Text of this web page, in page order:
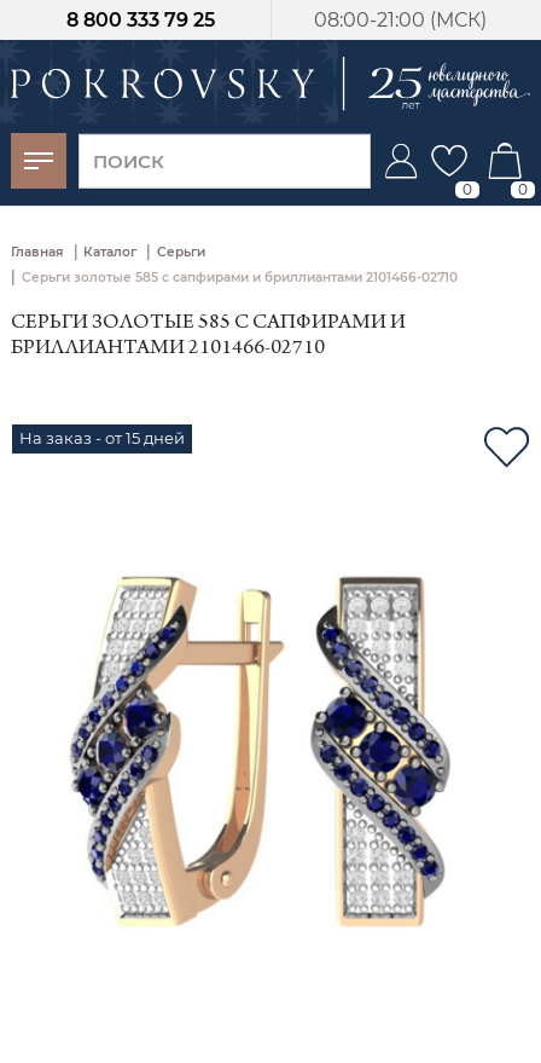
08:00-21:00 (МСК)
8 800 333 79 25
0 0
Главная | Каталог | Серьги
| Серьги золотые 585 с сапфирами и бриллиантами 2101466-02710
СЕРЬГИ ЗОЛОТЫЕ 585 С САПФИРАМИ И
БРИЛЛИАНТАМИ 2101466-02710
На заказ - от 15 дней
-30%
от 15 дней с
момента оплаты